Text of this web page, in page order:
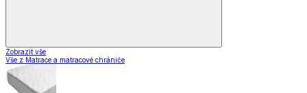
Zobrazit vše
Vše z Matrace a matracové chrániče